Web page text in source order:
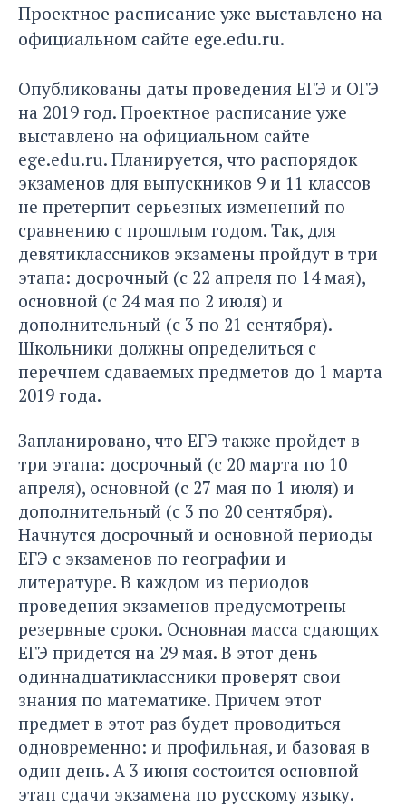
Проектное расписание уже выставлено на
официальном сайте ege.edu.ru.
Опубликованы даты проведения ЕГЭ и ОГЭ
на 2019 год. Проектное расписание уже
выставлено на официальном сайте
ege.edu.ru. Планируется, что распорядок
экзаменов для выпускников 9 и 11 классов
не претерпит серьезных изменений по
сравнению с прошлым годом. Так, для
девятиклассников экзамены пройдут в три
этапа: досрочный (с 22 апреля по 14 мая),
основной (с 24 мая по 2 июля) и
дополнительный (с 3 по 21 сентября).
Школьники должны определиться с
перечнем сдаваемых предметов до 1 марта
2019 года.
Запланировано, что ЕГЭ также пройдет в
три этапа: досрочный (с 20 марта по 10
апреля), основной (с 27 мая по 1 июля) и
дополнительный (с 3 по 20 сентября).
Начнутся досрочный и основной периоды
ЕГЭ с экзаменов по географии и
литературе. В каждом из периодов
проведения экзаменов предусмотрены
резервные сроки. Основная масса сдающих
ЕГЭ придется на 29 мая. В этот день
одиннадцатиклассники проверят свои
знания по математике. Причем этот
предмет в этот раз будет проводиться
одновременно: и профильная, и базовая в
один день. А 3 июня состоится основной
этап сдачи экзамена по русскому языку.